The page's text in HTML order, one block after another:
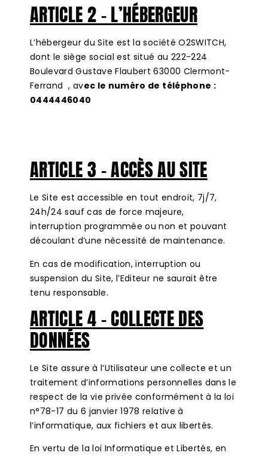
ARTICLE 2 – L’HÉBERGEUR
L’hébergeur du Site est la société O2SWITCH,
dont le siège social est situé au 222-224
Boulevard Gustave Flaubert 63000 Clermont-
Ferrand , avec le numéro de téléphone :
0444446040
ARTICLE 3 – ACCÈS AU SITE
Le Site est accessible en tout endroit, 7j/7,
24h/24 sauf cas de force majeure,
interruption programmée ou non et pouvant
découlant d’une nécessité de maintenance.
En cas de modification, interruption ou
suspension du Site, l’Editeur ne saurait être
tenu responsable.
ARTICLE 4 – COLLECTE DES
DONNÉES
Le Site assure à l’Utilisateur une collecte et un
traitement d’informations personnelles dans le
respect de la vie privée conformément à la loi
n°78-17 du 6 janvier 1978 relative à
l’informatique, aux fichiers et aux libertés.
En vertu de la loi Informatique et Libertés, en